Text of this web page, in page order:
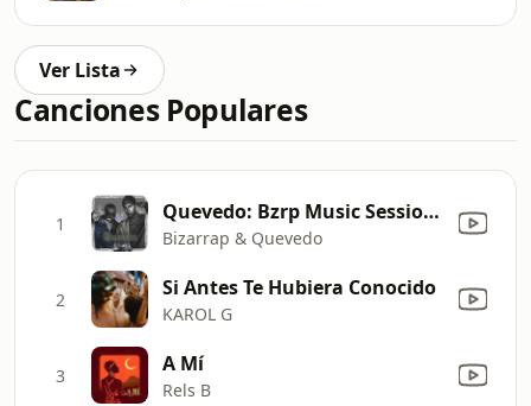
Ver Lista
Canciones Populares
1 Quevedo: Bzrp Music Sessions, Vol. 52/66
Bizarrap & Quevedo
2 Si Antes Te Hubiera Conocido
KAROL G
3 A Mí
Rels B